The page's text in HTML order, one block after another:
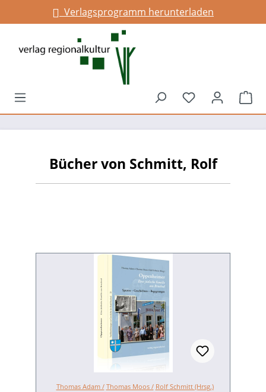
springenVerlagsprogramm herunterladen
Du hast 0
Bücher von Schmitt, Rolf
Thomas Adam / Thomas Moos / Rolf Schmitt (Hrsg.)